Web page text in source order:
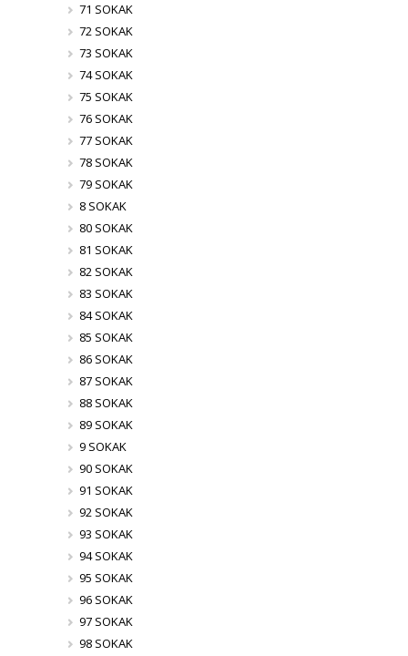
71 SOKAK
72 SOKAK
73 SOKAK
74 SOKAK
75 SOKAK
76 SOKAK
77 SOKAK
78 SOKAK
79 SOKAK
8 SOKAK
80 SOKAK
81 SOKAK
82 SOKAK
83 SOKAK
84 SOKAK
85 SOKAK
86 SOKAK
87 SOKAK
88 SOKAK
89 SOKAK
9 SOKAK
90 SOKAK
91 SOKAK
92 SOKAK
93 SOKAK
94 SOKAK
95 SOKAK
96 SOKAK
97 SOKAK
98 SOKAK